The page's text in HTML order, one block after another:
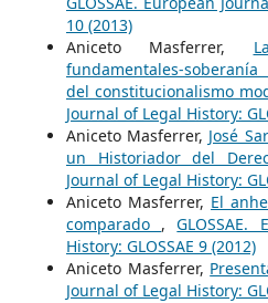
10 (2013)
Aniceto Masferrer,
fundamentales-
del constitucionalismo
Journal of Legal History:
Aniceto Masferrer, José
un Historiador del
Journal of Legal History:
Aniceto Masferrer, El
comparado ,
History: GLOSSAE 9 (2012)
Aniceto Masferrer,
Journal of Legal History: